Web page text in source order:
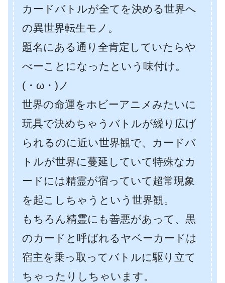
カードバトルが全てを決める世界へ
の異世界転生モノ。
題名にある通り全肯定していたらや
べーことになったという味付け。
(・ω・)ノ
世界の命運をホビーアニメみたいに
玩具で決めちゃうバトルが繰り広げ
られるのに近い世界観で、カードバ
トルが世界に蔓延していて特殊なカ
ードには精霊が宿っていて超常現象
を起こしちゃうという世界観。
もちろん精霊にも善悪があって、黒
のカードと呼ばれるヤベーカードは
宿主を乗っ取ってバトルに駆り立て
ちゃったりしちゃいます。